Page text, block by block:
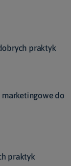
praktyk
marketingowe do
praktyk